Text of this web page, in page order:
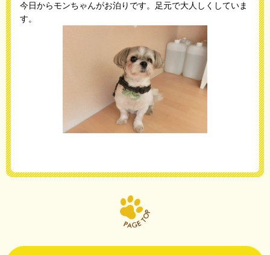
今日からモンちゃんがお泊りです。足元で大人しくしていま
す。